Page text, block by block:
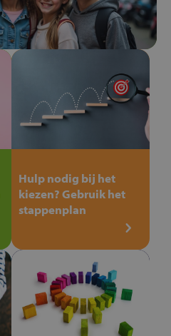
Hulp nodig bij het
kiezen? Gebruik het
stappenplan